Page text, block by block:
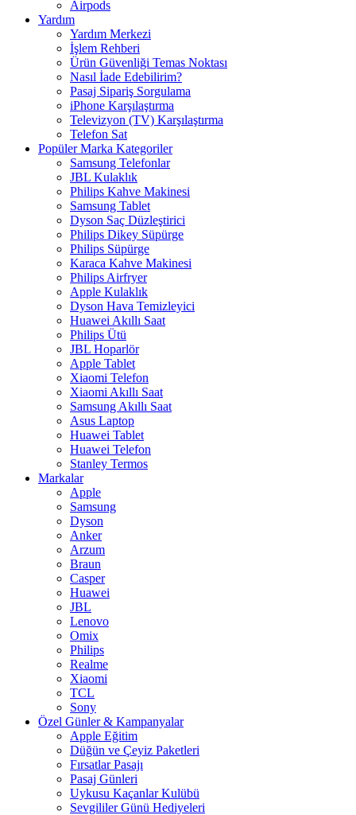
Airpods
Yardım
Yardım Merkezi
İşlem Rehberi
Ürün Güvenliği Temas Noktası
Nasıl İade Edebilirim?
Pasaj Sipariş Sorgulama
iPhone Karşılaştırma
Televizyon (TV) Karşılaştırma
Telefon Sat
Popüler Marka Kategoriler
Samsung Telefonlar
JBL Kulaklık
Philips Kahve Makinesi
Samsung Tablet
Dyson Saç Düzleştirici
Philips Dikey Süpürge
Philips Süpürge
Karaca Kahve Makinesi
Philips Airfryer
Apple Kulaklık
Dyson Hava Temizleyici
Huawei Akıllı Saat
Philips Ütü
JBL Hoparlör
Apple Tablet
Xiaomi Telefon
Xiaomi Akıllı Saat
Samsung Akıllı Saat
Asus Laptop
Huawei Tablet
Huawei Telefon
Stanley Termos
Markalar
Apple
Samsung
Dyson
Anker
Arzum
Braun
Casper
Huawei
JBL
Lenovo
Omix
Philips
Realme
Xiaomi
TCL
Sony
Özel Günler & Kampanyalar
Apple Eğitim
Düğün ve Çeyiz Paketleri
Fırsatlar Pasajı
Pasaj Günleri
Uykusu Kaçanlar Kulübü
Sevgililer Günü Hediyeleri